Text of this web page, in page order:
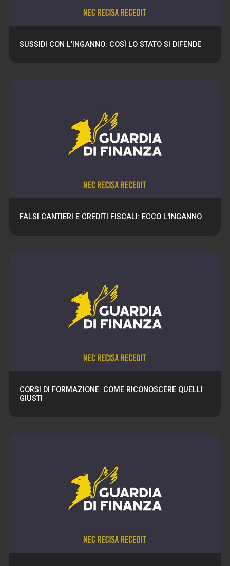
SUSSIDI CON L'INGANNO: COSÌ LO STATO SI DIFENDE
FALSI CANTIERI E CREDITI FISCALI: ECCO L'INGANNO
CORSI DI FORMAZIONE: COME RICONOSCERE QUELLI
GIUSTI